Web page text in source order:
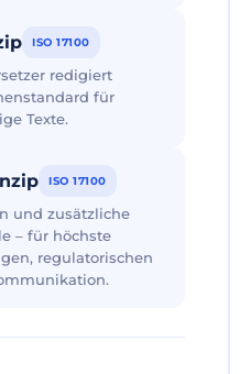
ISO 17100
redigiert
für
Texte.
ISO 17100
und zusätzliche
– für höchste
regulatorischen